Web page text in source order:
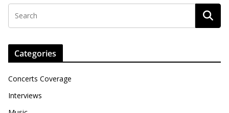
Categories
Concerts Coverage
Interviews